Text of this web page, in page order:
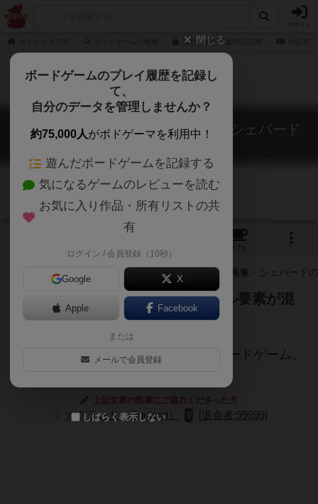
荒野遊牧の通販/商品詳細
荒野遊牧 / ワイルド・ウェスト・シェパード
Wild West Shepherds
カフェ
ちょっとした正体隠蔽とギャンブル要素が混
じったカードゲーム
西部時代を背景に羊の獲得を目指すカードゲーム。
上記文章の執筆にご協力くださった方
オグランド（Oguland） [退会者:99999]
閉じる
ボードゲームのプレイ履歴を記録し
て、
自分のデータを管理しませんか？
約75,000人がボドゲーマを利用中！
遊んだボードゲームを記録する
気になるゲームのレビューを読む
お気に入り作品・所有リストの共
有
ログイン / 会員登録（10秒）
Google X
Apple Facebook
または
メールで会員登録
しばらく表示しない